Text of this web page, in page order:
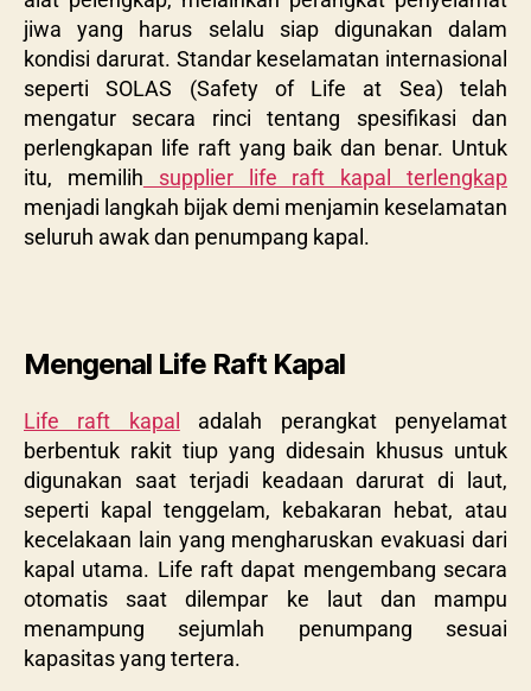
jiwa yang harus selalu siap digunakan dalam
kondisi darurat. Standar keselamatan internasional
seperti SOLAS (Safety of Life at Sea) telah
mengatur secara rinci tentang spesifikasi dan
perlengkapan life raft yang baik dan benar. Untuk
itu, memilih supplier life raft kapal terlengkap
menjadi langkah bijak demi menjamin keselamatan
seluruh awak dan penumpang kapal.
Mengenal Life Raft Kapal
Life raft kapal
adalah perangkat penyelamat
berbentuk rakit tiup yang didesain khusus untuk
digunakan saat terjadi keadaan darurat di laut,
seperti kapal tenggelam, kebakaran hebat, atau
kecelakaan lain yang mengharuskan evakuasi dari
kapal utama. Life raft dapat mengembang secara
otomatis saat dilempar ke laut dan mampu
menampung sejumlah penumpang sesuai
kapasitas yang tertera.